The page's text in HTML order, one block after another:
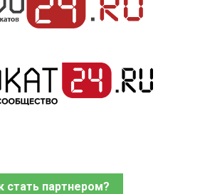
стать партнером?